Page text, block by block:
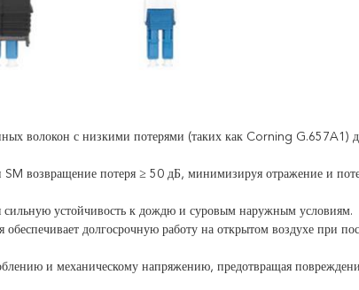
волокон с низкими потерями (таких как Corning G.657A1)
SM возвращение потеря ≥ 50 дБ, минимизируя отражение и
сильную устойчивость к дождю и суровым наружным условиям.
обеспечивает долгосрочную работу на открытом воздухе при
и механическому напряжению, предотвращая